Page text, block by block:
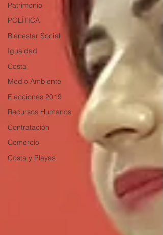
Patrimonio
POLÍTICA
Bienestar Social
Igualdad
Costa
Medio Ambiente
Elecciones 2019
Recursos Humanos
Contratación
Comercio
Costa y Playas